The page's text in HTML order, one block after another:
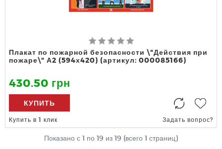
Плакат по пожарной безопасности \"Действия при
пожаре\" А2 (594х420) (артикул: 000085166)
430.50 грн
КУПИТЬ
Купить в 1 клик Задать вопрос?
Показано с 1 по 19 из 19 (всего 1 страниц)